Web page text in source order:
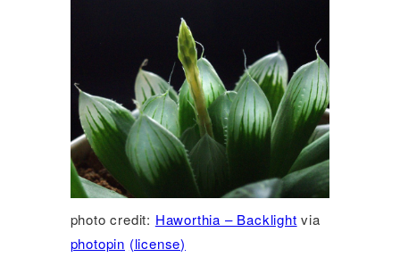
photo credit: Haworthia – Backlight via
photopin (license)